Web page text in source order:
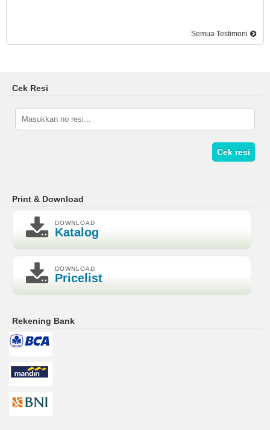
Semua Testimoni
Cek Resi
Cek resi
Print & Download
DOWNLOAD
Katalog
DOWNLOAD
Pricelist
Rekening Bank